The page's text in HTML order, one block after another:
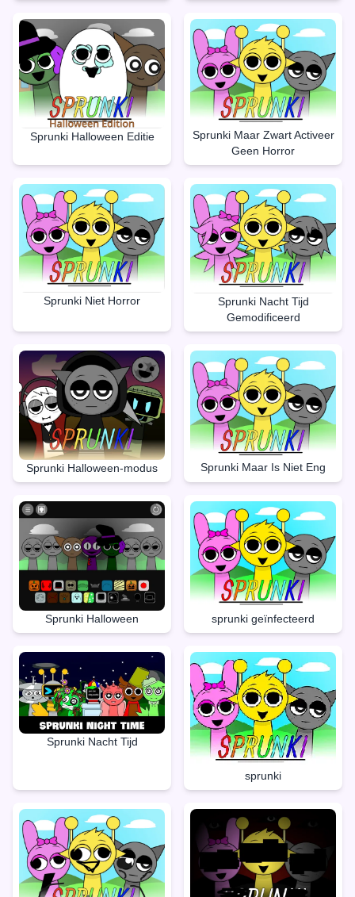
Sprunki Halloween Editie
Sprunki Maar Zwart Activeer
Geen Horror
Sprunki Niet Horror
Sprunki Nacht Tijd
Gemodificeerd
Sprunki Halloween-modus Sprunki Maar Is Niet Eng
Sprunki Halloween sprunki geïnfecteerd
Sprunki Nacht Tijd
sprunki